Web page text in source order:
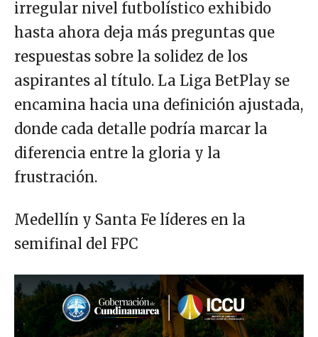
irregular nivel futbolístico exhibido
hasta ahora deja más preguntas que
respuestas sobre la solidez de los
aspirantes al título. La Liga BetPlay se
encamina hacia una definición ajustada,
donde cada detalle podría marcar la
diferencia entre la gloria y la
frustración.
Medellín y Santa Fe líderes en la
semifinal del FPC